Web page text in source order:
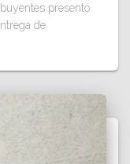
presentó
de